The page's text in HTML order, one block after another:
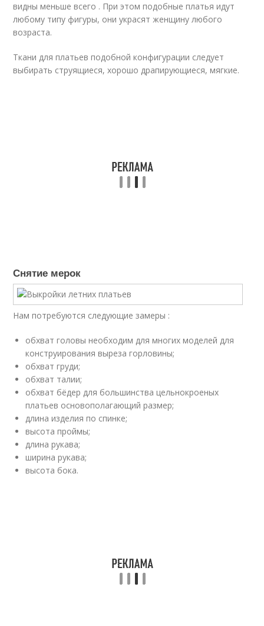
видны меньше всего . При этом подобные платья идут
любому типу фигуры, они украсят женщину любого
возраста.
Ткани для платьев подобной конфигурации следует
выбирать струящиеся, хорошо драпирующиеся, мягкие.
Снятие мерок
Нам потребуются следующие замеры :
обхват головы необходим для многих моделей для
конструирования выреза горловины;
обхват груди;
обхват талии;
обхват бёдер для большинства цельнокроеных
платьев основополагающий размер;
длина изделия по спинке;
высота проймы;
длина рукава;
ширина рукава;
высота бока.